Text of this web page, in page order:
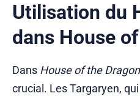
Utilisation du
dans House
Dans House of the Dragon
crucial. Les Targaryen,